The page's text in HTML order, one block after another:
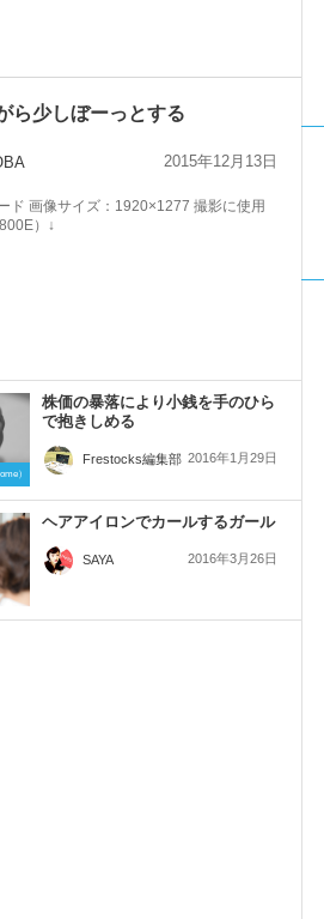
ら少しぼーっとする
2015年12月13日
ド 画像サイズ：1920×1277 撮影に使用
）↓
）
株価の暴落により小銭を手のひら
で抱きしめる
Frestocks編集部 2016年1月29日
ヘアアイロンでカールするガール
SAYA 2016年3月26日